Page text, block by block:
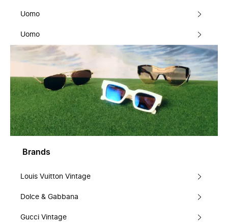
Uomo
Uomo
Brands
Louis Vuitton Vintage
Dolce & Gabbana
Gucci Vintage